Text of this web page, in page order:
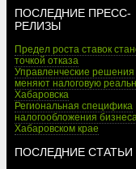
ПОСЛЕДНИЕ ПРЕСС-
РЕЛИЗЫ
Предел роста ставок
точкой отказа
Управленческие решения
меняют налоговую
Хабаровска
Региональная специфика
налогообложения
Хабаровском крае
ПОСЛЕДНИЕ СТАТЬИ